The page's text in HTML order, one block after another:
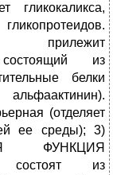
гликокаликса,
прилежит
из
белки
(отделяет
ее среды); 3)
ФУНКЦИЯ
состоят из